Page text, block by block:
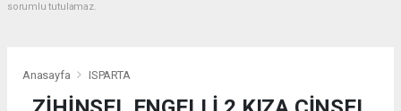
sorumlu tutulamaz.
Anasayfa ISPARTA